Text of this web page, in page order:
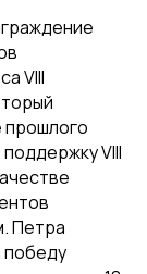
VIII
прошлого
VIII
Петра
победу